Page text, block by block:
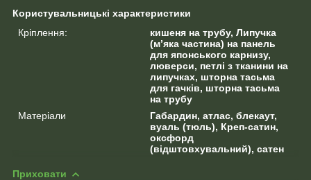
Користувальницькі характеристики
Кріплення:
кишеня на трубу, Липучка
(м’яка частина) на панель
для японського карнизу,
люверси, петлі з тканини на
липучках, шторна тасьма
для гачків, шторна тасьма
на трубу
Матеріали
Габардин, атлас, блекаут,
вуаль (тюль), Креп-сатин,
оксфорд
(відштовхувальний), сатен
Приховати